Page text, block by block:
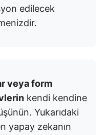
edilecek
veya form
kendi kendine
Yukarıdaki
yapay zekanın